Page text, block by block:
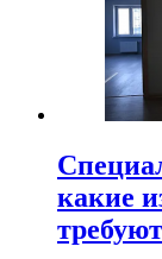
какие